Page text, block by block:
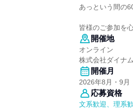
あっという間の
皆様のご参加を
開催地
オンライン
株式会社ダイナ
開催月
2026年8月・9月
応募資格
文系歓迎、理系